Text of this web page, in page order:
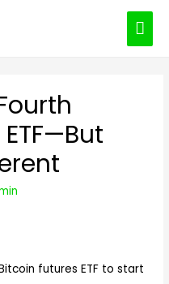
futures ETF to start